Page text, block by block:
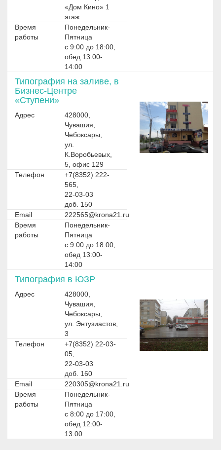
«Дом Кино» 1
этаж
Время
работы
Понедельник-
Пятница
с 9:00 до 18:00,
обед 13:00-
14:00
Типография на заливе, в
Бизнес-Центре
«Ступени»
Адрес
428000,
Чувашия,
Чебоксары,
ул.
К.Воробьевых,
5, офис 129
Телефон
+7(8352) 222-
565,
22-03-03
доб. 150
Email
222565@krona21.ru
Время
работы
Понедельник-
Пятница
с 9:00 до 18:00,
обед 13:00-
14:00
Типография в ЮЗР
Адрес
428000,
Чувашия,
Чебоксары,
ул. Энтузиастов,
3
Телефон
+7(8352) 22-03-
05,
22-03-03
доб. 160
Email
220305@krona21.ru
Время
работы
Понедельник-
Пятница
с 8:00 до 17:00,
обед 12:00-
13:00